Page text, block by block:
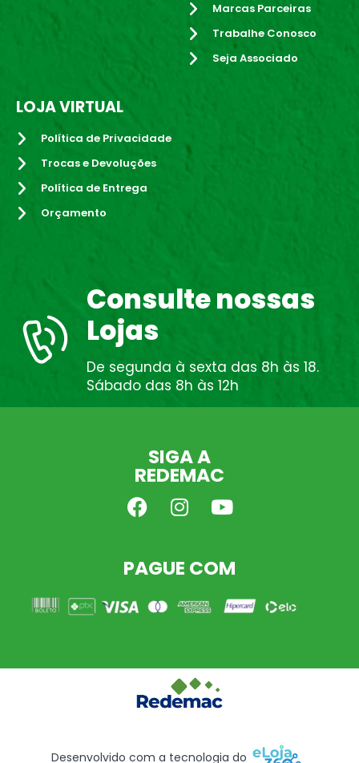
Marcas Parceiras
Trabalhe Conosco
Seja Associado
LOJA VIRTUAL
Política de Privacidade
Trocas e Devoluções
Política de Entrega
Orçamento
Consulte nossas
Lojas
De segunda à sexta das 8h às 18.
Sábado das 8h às 12h
SIGA A
REDEMAC
PAGUE COM
Desenvolvido com a tecnologia do